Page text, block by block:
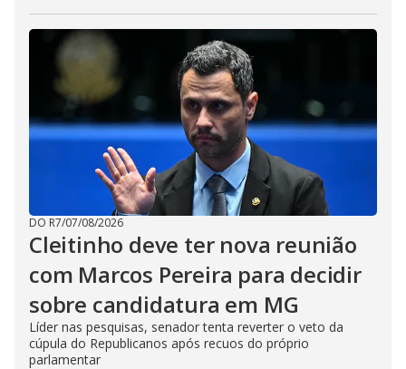
DO R7/07/08/2026
Cleitinho deve ter nova reunião
com Marcos Pereira para decidir
sobre candidatura em MG
Líder nas pesquisas, senador tenta reverter o veto da
cúpula do Republicanos após recuos do próprio
parlamentar